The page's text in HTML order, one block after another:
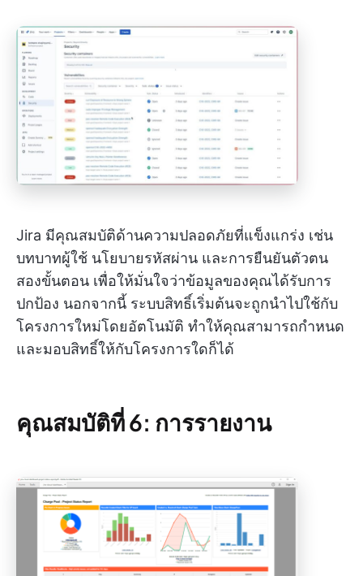
Jira มีคุณสมบัติด้านความปลอดภัยที่แข็งแกร่ง เช่น
บทบาทผู้ใช้ นโยบายรหัสผ่าน และการยืนยันตัวตน
สองขั้นตอน เพื่อให้มั่นใจว่าข้อมูลของคุณได้รับการ
ปกป้อง นอกจากนี้ ระบบสิทธิ์เริ่มต้นจะถูกนำไปใช้กับ
โครงการใหม่โดยอัตโนมัติ ทำให้คุณสามารถกำหนด
และมอบสิทธิ์ให้กับโครงการใดก็ได้
คุณสมบัติที่ 6: การรายงาน